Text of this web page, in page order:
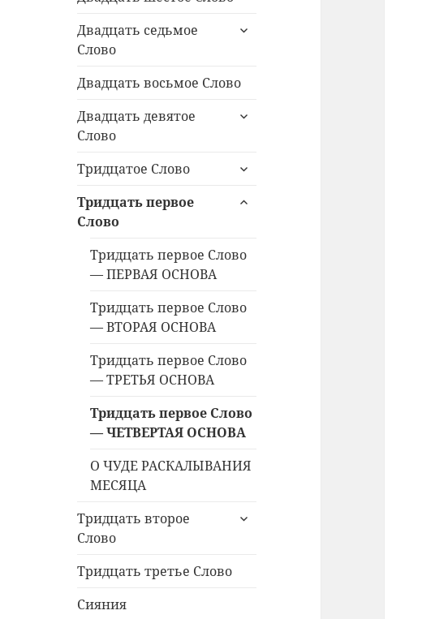
Двадцать седьмое
Слово
раскрыть
Двадцать восьмое Слово
Двадцать девятое
Слово
раскрыть
Тридцатое Слово
раскрыть
меню
Тридцать первое
Слово
раскрыть
Тридцать первое Слово
— ПЕРВАЯ ОСНОВА
Тридцать первое Слово
— ВТОРАЯ ОСНОВА
Тридцать первое Слово
— ТРЕТЬЯ ОСНОВА
Тридцать первое Слово
— ЧЕТВЕРТАЯ ОСНОВА
О ЧУДЕ РАСКАЛЫВАНИЯ
МЕСЯЦА
Тридцать второе
Слово
раскрыть
Тридцать третье Слово
Сияния